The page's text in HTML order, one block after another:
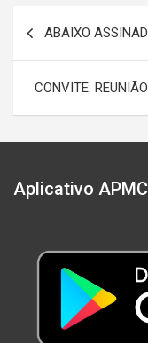
Post
ABAIXO
CONVITE:
Aplicativo